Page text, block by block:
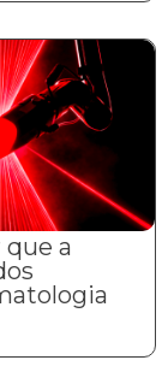
que a